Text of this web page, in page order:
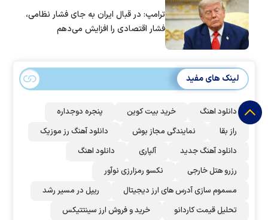
ترامپ: در قبال ایران به جای فشار نظامی،
فشار اقتصادی را افزایش می‌دهم
لینک های مفید
دانلود اهنگ خرید بیت کوین
پنجره دوجداره
راز بقا
نمایندگی مجاز بوش
دانلود آهنگ رز‌ موزیک
دانلود آهنگ جدید
آلپاری
دانلود اهنگ
رزرو هتل خارجی
نکسو رمزارزی نوآور
مسموم سازی آدرس های ارز دیجیتال
ریپل در مسیر رشد
تحلیل قیمت کاردانو
خرید و فروش ارز سینتتیکس